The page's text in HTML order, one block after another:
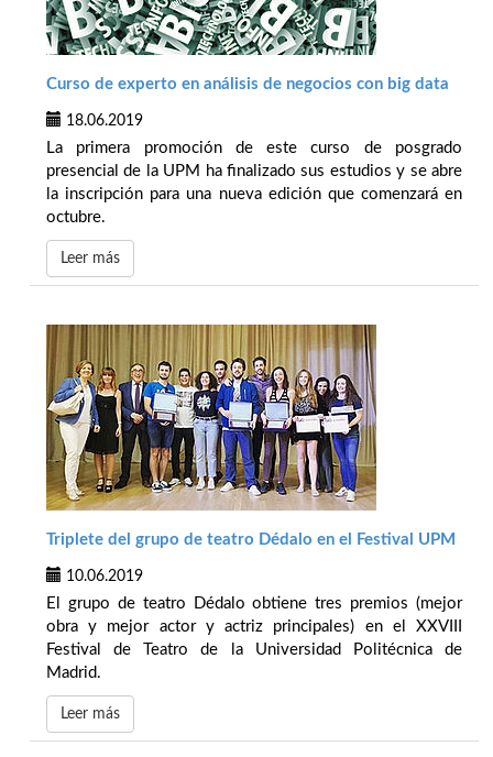
Curso de experto en análisis de negocios con big data
18.06.2019
La primera promoción de este curso de posgrado
presencial de la UPM ha finalizado sus estudios y se abre
la inscripción para una nueva edición que comenzará en
octubre.
Leer más
Triplete del grupo de teatro Dédalo en el Festival UPM
10.06.2019
El grupo de teatro Dédalo obtiene tres premios (mejor
obra y mejor actor y actriz principales) en el XXVIII
Festival de Teatro de la Universidad Politécnica de
Madrid.
Leer más